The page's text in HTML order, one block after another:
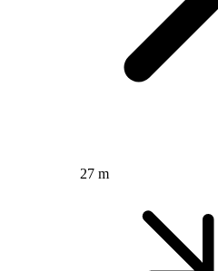
27 m